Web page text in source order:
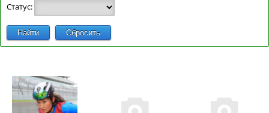
Статус:
Найти Сбросить